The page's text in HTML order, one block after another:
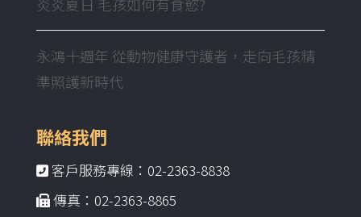
永鴻十週年 從動物健康守護者，走向毛孩精
準照護新時代
聯絡我們
客戶服務專線：02-2363-8838
傳真：02-2363-8865